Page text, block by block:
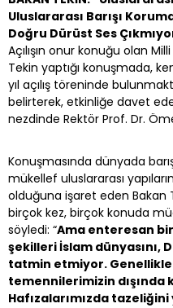
Uluslararası Barışı
Doğru Dürüst Ses
Açılışın onur konuğu olan
Tekin yaptığı konuşmada,
yıl açılış töreninde
belirterek, etkinliğe davet
nezdinde Rektör Prof. Dr.
Konuşmasında dünyada
mükellef uluslararası
olduğuna işaret eden Bakan
birçok kez, birçok konuda
söyledi: “Ama enteresan
şekilleri İslam dünyasını,
tatmin etmiyor. Genellikle
temennilerimizin
Hafızalarımızda